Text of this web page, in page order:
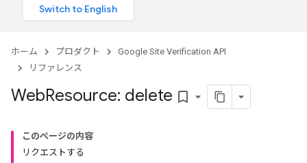
ホーム プロダクト
Google Site Verification API
リファレンス
WebResource: delete bookmark_border
このページの内容
リクエストする